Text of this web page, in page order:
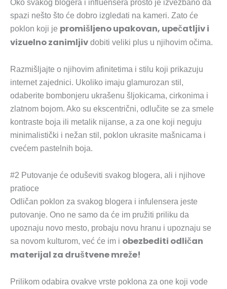
Oko svakog blogera i influensera prosto je izvežbano da
spazi nešto što će dobro izgledati na kameri. Zato će
poklon koji je promišljeno upakovan, upečatljiv i
vizuelno zanimljiv dobiti veliki plus u njihovim očima.
Razmišljajte o njihovim afinitetima i stilu koji prikazuju
internet zajednici. Ukoliko imaju glamurozan stil,
odaberite bombonjeru ukrašenu šljokicama, cirkonima i
zlatnom bojom. Ako su ekscentrični, odlučite se za smele
kontraste boja ili metalik nijanse, a za one koji neguju
minimalistički i nežan stil, poklon ukrasite mašnicama i
cvećem pastelnih boja.
#2 Putovanje će oduševiti svakog blogera, ali i njihove
pratioce
Odličan poklon za svakog blogera i infulensera jeste
putovanje. Ono ne samo da će im pružiti priliku da
upoznaju novo mesto, probaju novu hranu i upoznaju se
sa novom kulturom, već će im i obezbediti odličan
materijal za društvene mreže!
Prilikom odabira ovakve vrste poklona za one koji vode